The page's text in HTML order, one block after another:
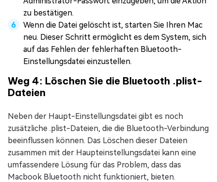
zu bestätigen.
Wenn die Datei gelöscht ist, starten Sie Ihren Mac
neu. Dieser Schritt ermöglicht es dem System, sich
auf das Fehlen der fehlerhaften Bluetooth-
Einstellungsdatei einzustellen.
Weg 4: Löschen Sie die Bluetooth .plist-
Dateien
Neben der Haupt-Einstellungsdatei gibt es noch
zusätzliche .plist-Dateien, die die Bluetooth-Verbindung
beeinflussen können. Das Löschen dieser Dateien
zusammen mit der Haupteinstellungsdatei kann eine
umfassendere Lösung für das Problem, dass das
Macbook Bluetooth nicht funktioniert, bieten.